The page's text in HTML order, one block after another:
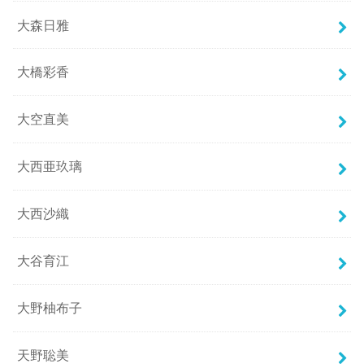
大森日雅
大橋彩香
大空直美
大西亜玖璃
大西沙織
大谷育江
大野柚布子
天野聡美